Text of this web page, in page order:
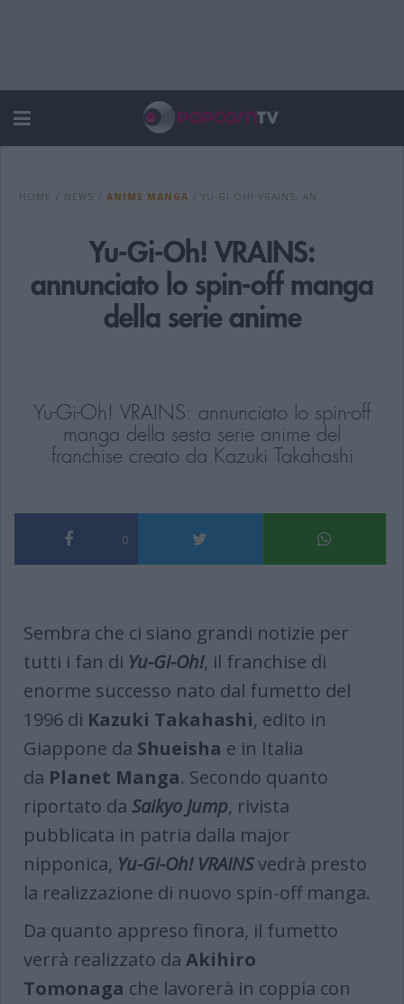
HOME NEWS ANIME MANGA YU-GI-OH! VRAINS: AN...
Yu-Gi-Oh! VRAINS:
annunciato lo spin-off manga
della serie anime
Yu-Gi-Oh! VRAINS: annunciato lo spin-off
manga della sesta serie anime del
franchise creato da Kazuki Takahashi
0
Sembra che ci siano grandi notizie per
tutti i fan di Yu-Gi-Oh!, il franchise di
enorme successo nato dal fumetto del
1996 di Kazuki Takahashi, edito in
Giappone da Shueisha e in Italia
da Planet Manga. Secondo quanto
riportato da Saikyo Jump, rivista
pubblicata in patria dalla major
nipponica, Yu-Gi-Oh! VRAINSvedrà presto
la realizzazione di nuovo spin-off manga.
Da quanto appreso finora, il fumetto
verrà realizzato da Akihiro
Tomonaga che lavorerà in coppia con